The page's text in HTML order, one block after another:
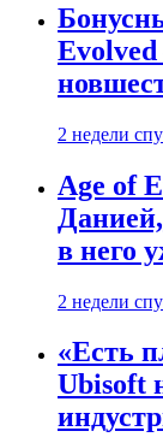
2 недели
Age of
в него
2 недели
«Есть
Ubisoft